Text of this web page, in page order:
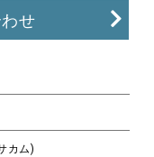
せ
カム)